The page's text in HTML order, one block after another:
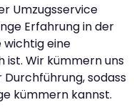
Umzugsservice
Erfahrung in der
wichtig eine
ist. Wir kümmern uns
Durchführung, sodass
kümmern kannst.